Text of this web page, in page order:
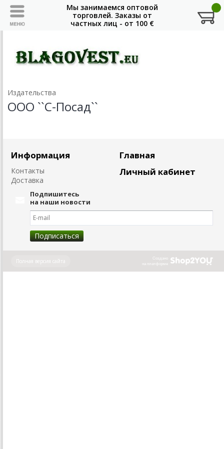
Издательства
ООО ``С-Посад``
Информация
Контакты
Доставка
Главная
Личный кабинет
Подпишитесь
на наши новости
Создано
на платформе
Полная версия сайта